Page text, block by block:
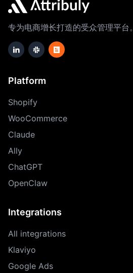
专为电商增长打造的受众管理平台。
Platform
Shopify
WooCommerce
Claude
Ally
ChatGPT
OpenClaw
Integrations
All integrations
Klaviyo
Google Ads